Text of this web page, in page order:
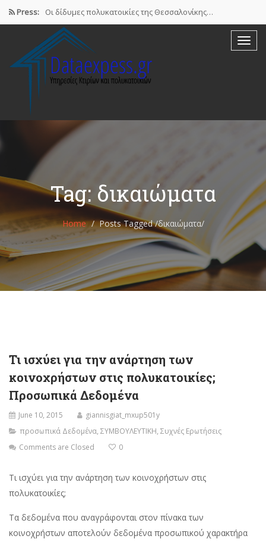
Press: Οι δίδυμες πολυκατοικίες της Θεσσαλονίκης…
Airbnb : Το οικονομικό φαινόμενο…
ΠΟΜΙΔΑ: Νόμιμες οι βραχυχρόνιες μισθώσεις…
Συστάσεις των γιατρών προς τους…
Tag: δικαιώματα
Home Posts Tagged/δικαιώματα/
Τι ισχύει για την ανάρτηση των
κοινοχρήστων στις πολυκατοικίες;
Προσωπικά Δεδομένα
June 10, 2015
giannisgiat_mxup501y
προσωπικά Δεδομένα, ΣΥΜΒΟΥΛΕΥΤΙΚΗ, Συχνές Ερωτήσεις
Comments are Closed
0
Τι ισχύει για την ανάρτηση των κοινοχρήστων στις
πολυκατοικίες;
Τα δεδομένα που αναγράφονται στον πίνακα των
κοινοχρήστων αποτελούν δεδομένα προσωπικού χαρακτήρα